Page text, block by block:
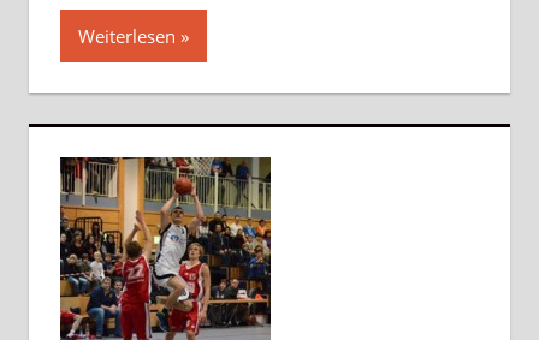
Weiterlesen